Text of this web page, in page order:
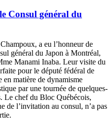
Consul général du
a eu l’honneur de
général du Japon à Montréal,
Manami Inaba. Leur visite du
pour le député fédéral de
matière de dynamisme
par une tournée de quelques-
Le chef du Bloc Québécois,
de l’invitation au consul, n’a pas